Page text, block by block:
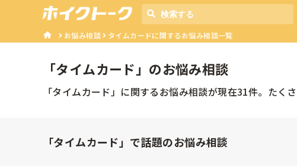
お悩み相談 タイムカードに関するお悩み相談一覧
「タイムカード 」のお悩み相談
「タイムカード」に関するお悩み相談が現在31件。たく
「タイムカード」で話題のお悩み相談